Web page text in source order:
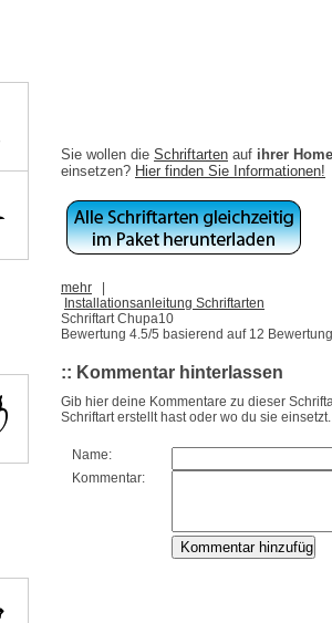
Sie wollen die Schriftarten auf ihrer
einsetzen? Hier finden Sie Informationen!
mehr
Installationsanleitung Schriftarten
Schriftart Chupa10
Bewertung 4.5/5 basierend auf 12
:: Kommentar hinterlassen
Gib hier deine Kommentare zu dieser
Schriftart erstellt hast oder wo du sie einsetzt.
Name:
Kommentar: